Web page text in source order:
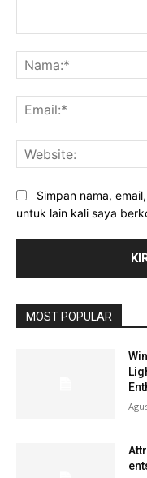
Simpan nama,
untuk lain kali saya
MOST POPULAR